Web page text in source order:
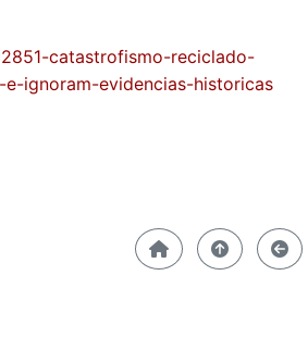
catastrofismo-reciclado-
ignoram-evidencias-historicas